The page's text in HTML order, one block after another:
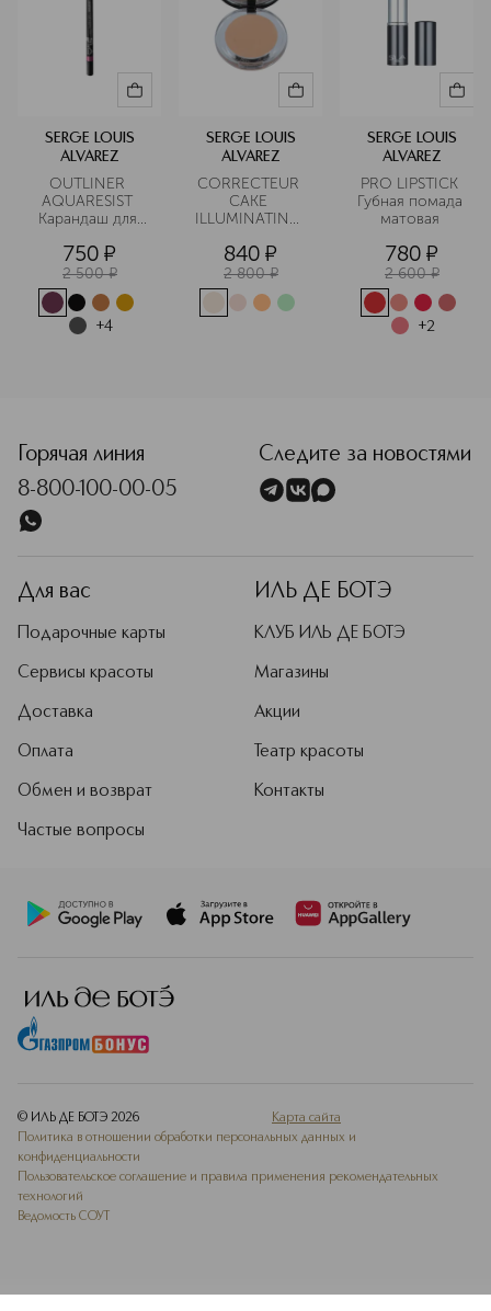
SERGE LOUIS
ALVAREZ
OUTLINER
AQUARESIST
Карандаш для
750 ¤
2 500 ¤
+4
SERGE LOUIS
ALVAREZ
CORRECTEUR
CAKE
ILLUMINATING
лица
840 ¤
2 800 ¤
SERGE LOUIS
ALVAREZ
PRO LIPSTICK
Губная помада
780 ¤
2 600 ¤
+2
Горячая линия
8-800-100-00-05
Следите за новостями
Для вас
Подарочные карты
Сервисы красоты
Доставка
Оплата
Обмен и возврат
Частые вопросы
ИЛЬ ДЕ БОТЭ
КЛУБ ИЛЬ ДЕ БОТЭ
Магазины
Акции
Театр красоты
Контакты
© ИЛЬ ДЕ БОТЭ 2026
Карта сайта
Политика в отношении обработки персональных данных и
конфиденциальности
Пользовательское соглашение и правила применения рекомендательных
технологий
Ведомость СОУТ